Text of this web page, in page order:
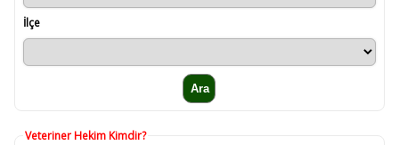
İlçe
Veteriner Hekim Kimdir?